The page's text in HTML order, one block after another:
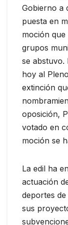
Gobierno a
puesta en
moción
grupos
se abstuvo.
hoy al
extinción
oposición,
votado en
moción se
La edil ha
actuación
deportes
sus